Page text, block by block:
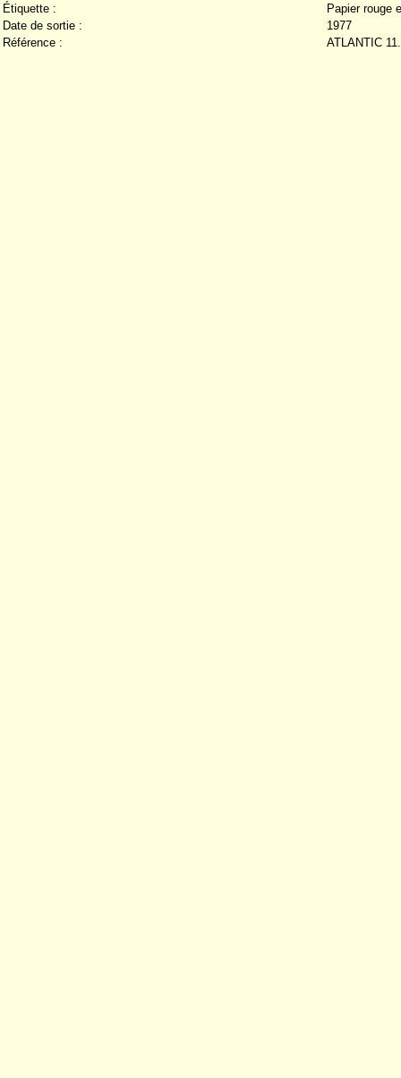
Étiquette :
Papier rouge
Date de sortie :
1977
Référence :
ATLANTIC